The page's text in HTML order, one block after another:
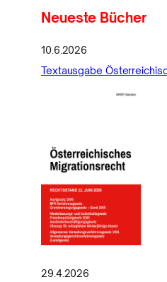
Neueste Bücher
10.6.2026
Textausgabe
29.4.2026